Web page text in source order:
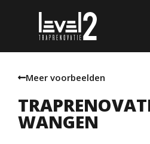
Meer voorbeelden
WANGEN